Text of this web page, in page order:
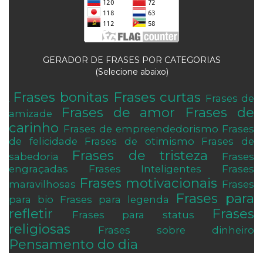
GERADOR DE FRASES POR CATEGORIAS
(Selecione abaixo)
Frases bonitas Frases curtas Frases de
amizade
Frases de amor
Frases de
carinho Frases de empreendedorismo Frases
de felicidade
Frases de otimismo
Frases de
sabedoria
Frases de tristeza
Frases
engraçadas
Frases Inteligentes
Frases
maravilhosas Frases motivacionais Frases
para bio
Frases para legenda
Frases para
refletir
Frases para status
Frases
religiosas
Frases sobre dinheiro
Pensamento do dia